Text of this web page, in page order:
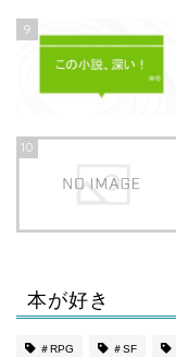
9
10
本が好き
＃RPG ＃SF